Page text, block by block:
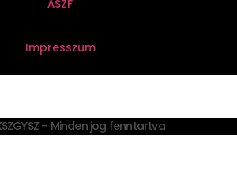
ÁSZF
Impresszum
– Minden jog fenntartva